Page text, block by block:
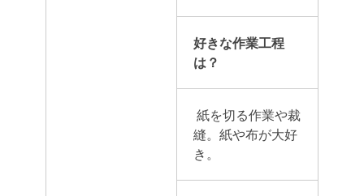
好きな作業工程
は？
紙を切る作業や裁
縫。紙や布が大好
き。